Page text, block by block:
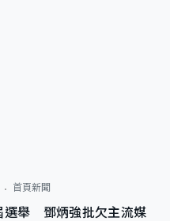
首頁新聞
選舉 鄧炳強批欠主流媒